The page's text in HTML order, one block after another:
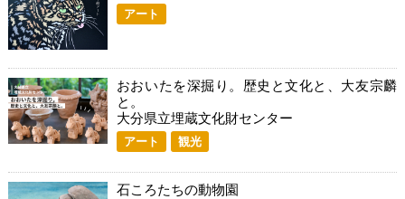
アート
おおいたを深掘り。歴史と文化と、大友宗麟
と。
大分県立埋蔵文化財センター
アート 観光
石ころたちの動物園